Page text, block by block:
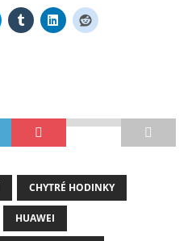
CHYTRÉ HODINKY
HUAWEI